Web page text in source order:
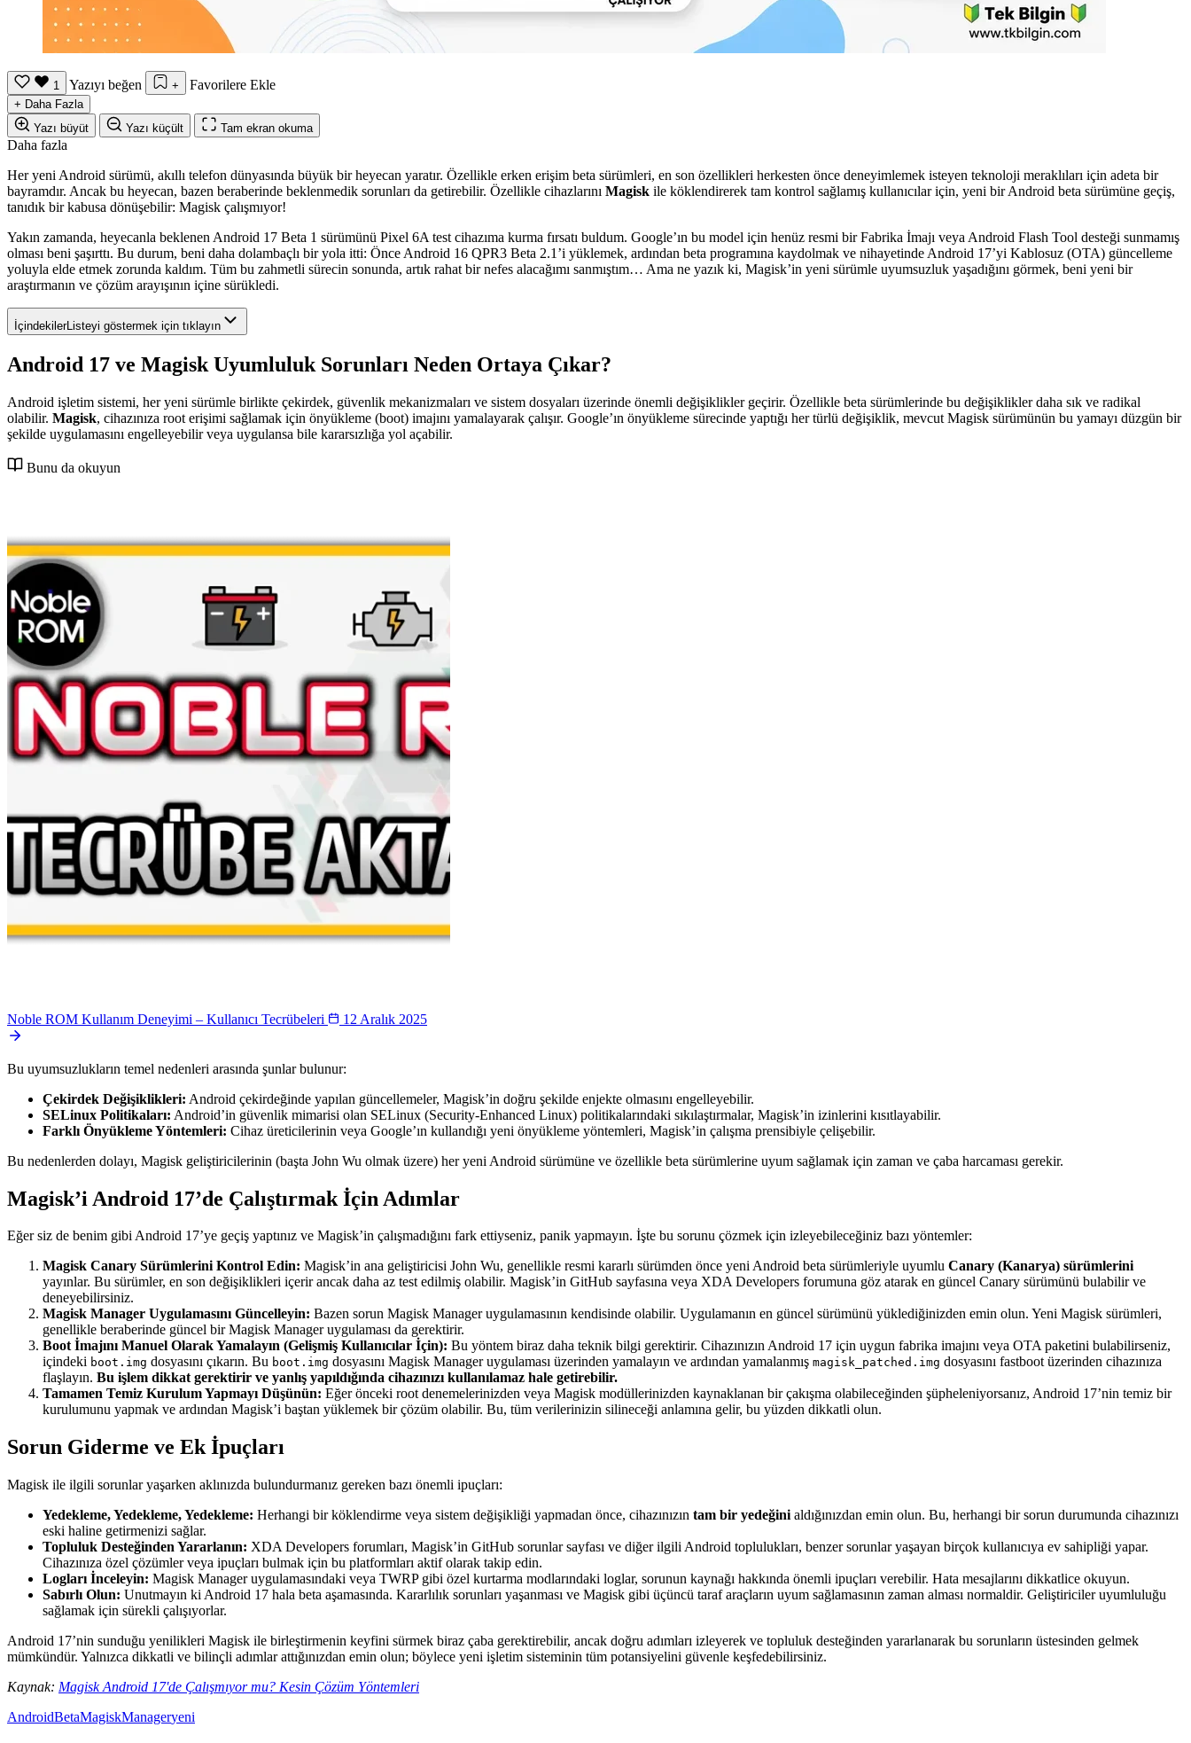
1 Yazıyı beğen + Favorilere Ekle
+ Daha Fazla
Yazı büyüt
Yazı küçült Tam ekran okuma
Daha fazla
Her yeni Android sürümü, akıllı telefon dünyasında büyük bir heyecan yaratır. Özellikle erken erişim beta sürümleri, en son özellikleri herkesten önce deneyimlemek isteyen teknoloji meraklıları için adeta bir
bayramdır. Ancak bu heyecan, bazen beraberinde beklenmedik sorunları da getirebilir. Özellikle cihazlarını Magisk ile köklendirerek tam kontrol sağlamış kullanıcılar için, yeni bir Android beta sürümüne geçiş,
tanıdık bir kabusa dönüşebilir: Magisk çalışmıyor!
Yakın zamanda, heyecanla beklenen Android 17 Beta 1 sürümünü Pixel 6A test cihazıma kurma fırsatı buldum. Google’ın bu model için henüz resmi bir Fabrika İmajı veya Android Flash Tool desteği sunmamış
olması beni şaşırttı. Bu durum, beni daha dolambaçlı bir yola itti: Önce Android 16 QPR3 Beta 2.1’i yüklemek, ardından beta programına kaydolmak ve nihayetinde Android 17’yi Kablosuz (OTA) güncelleme
yoluyla elde etmek zorunda kaldım. Tüm bu zahmetli sürecin sonunda, artık rahat bir nefes alacağımı sanmıştım… Ama ne yazık ki, Magisk’in yeni sürümle uyumsuzluk yaşadığını görmek, beni yeni bir
araştırmanın ve çözüm arayışının içine sürükledi.
İçindekilerListeyi göstermek için tıklayın
Android 17 ve Magisk Uyumluluk Sorunları Neden Ortaya Çıkar?
Android işletim sistemi, her yeni sürümle birlikte çekirdek, güvenlik mekanizmaları ve sistem dosyaları üzerinde önemli değişiklikler geçirir. Özellikle beta sürümlerinde bu değişiklikler daha sık ve radikal
olabilir. Magisk, cihazınıza root erişimi sağlamak için önyükleme (boot) imajını yamalayarak çalışır. Google’ın önyükleme sürecinde yaptığı her türlü değişiklik, mevcut Magisk sürümünün bu yamayı düzgün bir
şekilde uygulamasını engelleyebilir veya uygulansa bile kararsızlığa yol açabilir.
Bunu da okuyun
Noble ROM Kullanım Deneyimi – Kullanıcı Tecrübeleri 12 Aralık 2025
Bu uyumsuzlukların temel nedenleri arasında şunlar bulunur:
Çekirdek Değişiklikleri: Android çekirdeğinde yapılan güncellemeler, Magisk’in doğru şekilde enjekte olmasını engelleyebilir.
SELinux Politikaları: Android’in güvenlik mimarisi olan SELinux (Security-Enhanced Linux) politikalarındaki sıkılaştırmalar, Magisk’in izinlerini kısıtlayabilir.
Farklı Önyükleme Yöntemleri: Cihaz üreticilerinin veya Google’ın kullandığı yeni önyükleme yöntemleri, Magisk’in çalışma prensibiyle çelişebilir.
Bu nedenlerden dolayı, Magisk geliştiricilerinin (başta John Wu olmak üzere) her yeni Android sürümüne ve özellikle beta sürümlerine uyum sağlamak için zaman ve çaba harcaması gerekir.
Magisk’i Android 17’de Çalıştırmak İçin Adımlar
Eğer siz de benim gibi Android 17’ye geçiş yaptınız ve Magisk’in çalışmadığını fark ettiyseniz, panik yapmayın. İşte bu sorunu çözmek için izleyebileceğiniz bazı yöntemler:
Magisk Canary Sürümlerini Kontrol Edin: Magisk’in ana geliştiricisi John Wu, genellikle resmi kararlı sürümden önce yeni Android beta sürümleriyle uyumlu Canary (Kanarya) sürümlerini
yayınlar. Bu sürümler, en son değişiklikleri içerir ancak daha az test edilmiş olabilir. Magisk’in GitHub sayfasına veya XDA Developers forumuna göz atarak en güncel Canary sürümünü bulabilir ve
deneyebilirsiniz.
Magisk Manager Uygulamasını Güncelleyin: Bazen sorun Magisk Manager uygulamasının kendisinde olabilir. Uygulamanın en güncel sürümünü yüklediğinizden emin olun. Yeni Magisk sürümleri,
genellikle beraberinde güncel bir Magisk Manager uygulaması da gerektirir.
Boot İmajını Manuel Olarak Yamalayın (Gelişmiş Kullanıcılar İçin): Bu yöntem biraz daha teknik bilgi gerektirir. Cihazınızın Android 17 için uygun fabrika imajını veya OTA paketini bulabilirseniz,
içindeki boot.img dosyasını çıkarın. Bu boot.img dosyasını Magisk Manager uygulaması üzerinden yamalayın ve ardından yamalanmış magisk_patched.img dosyasını fastboot üzerinden cihazınıza
flaşlayın. Bu işlem dikkat gerektirir ve yanlış yapıldığında cihazınızı kullanılamaz hale getirebilir.
Tamamen Temiz Kurulum Yapmayı Düşünün: Eğer önceki root denemelerinizden veya Magisk modüllerinizden kaynaklanan bir çakışma olabileceğinden şüpheleniyorsanız, Android 17’nin temiz bir
kurulumunu yapmak ve ardından Magisk’i baştan yüklemek bir çözüm olabilir. Bu, tüm verilerinizin silineceği anlamına gelir, bu yüzden dikkatli olun.
Sorun Giderme ve Ek İpuçları
Magisk ile ilgili sorunlar yaşarken aklınızda bulundurmanız gereken bazı önemli ipuçları:
Yedekleme, Yedekleme, Yedekleme: Herhangi bir köklendirme veya sistem değişikliği yapmadan önce, cihazınızın tam bir yedeğini aldığınızdan emin olun. Bu, herhangi bir sorun durumunda cihazınızı
eski haline getirmenizi sağlar.
Topluluk Desteğinden Yararlanın: XDA Developers forumları, Magisk’in GitHub sorunlar sayfası ve diğer ilgili Android toplulukları, benzer sorunlar yaşayan birçok kullanıcıya ev sahipliği yapar.
Cihazınıza özel çözümler veya ipuçları bulmak için bu platformları aktif olarak takip edin.
Logları İnceleyin: Magisk Manager uygulamasındaki veya TWRP gibi özel kurtarma modlarındaki loglar, sorunun kaynağı hakkında önemli ipuçları verebilir. Hata mesajlarını dikkatlice okuyun.
Sabırlı Olun: Unutmayın ki Android 17 hala beta aşamasında. Kararlılık sorunları yaşanması ve Magisk gibi üçüncü taraf araçların uyum sağlamasının zaman alması normaldir. Geliştiriciler uyumluluğu
sağlamak için sürekli çalışıyorlar.
Android 17’nin sunduğu yenilikleri Magisk ile birleştirmenin keyfini sürmek biraz çaba gerektirebilir, ancak doğru adımları izleyerek ve topluluk desteğinden yararlanarak bu sorunların üstesinden gelmek
mümkündür. Yalnızca dikkatli ve bilinçli adımlar attığınızdan emin olun; böylece yeni işletim sisteminin tüm potansiyelini güvenle keşfedebilirsiniz.
Kaynak: Magisk Android 17'de Çalışmıyor mu? Kesin Çözüm Yöntemleri
AndroidBetaMagiskManageryeni